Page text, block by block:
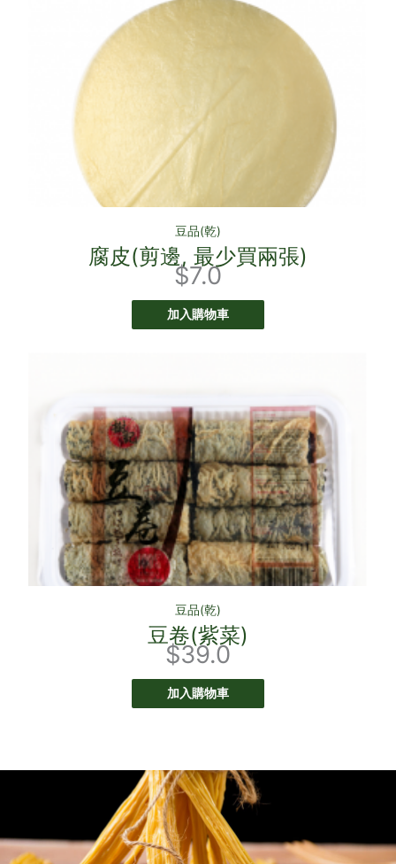
豆品(乾)
腐皮(剪邊, 最少買兩張)
$7.0
加入購物車
豆品(乾)
豆卷(紫菜)
$39.0
加入購物車